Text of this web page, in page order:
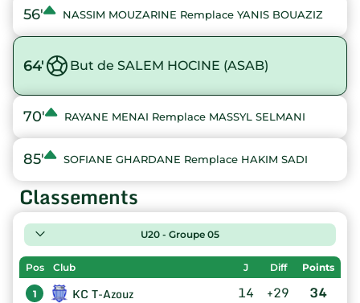
56' NASSIM MOUZARINE Remplace YANIS BOUAZIZ
64' But de SALEM HOCINE (ASAB)
70' RAYANE MENAI Remplace MASSYL SELMANI
85' SOFIANE GHARDANE Remplace HAKIM SADI
Classements
U20 - Groupe 05
Pos Club J Diff Points
1 KC T-Azouz 14 +29 34